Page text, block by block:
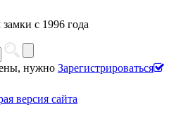
с 1996 года
нужно Зарегистрироваться
версия сайта